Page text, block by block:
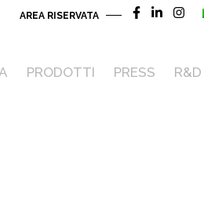
AREA RISERVATA
PRODOTTI PRESS R&D